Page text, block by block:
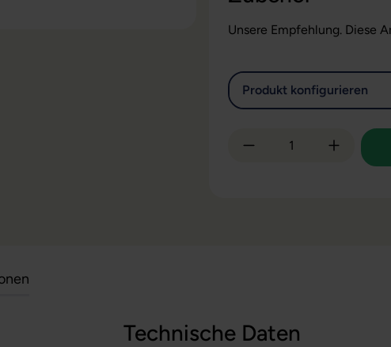
Unsere Empfehlung. Diese
Produkt konfigurieren
Produkt Anzahl:
Technische Daten